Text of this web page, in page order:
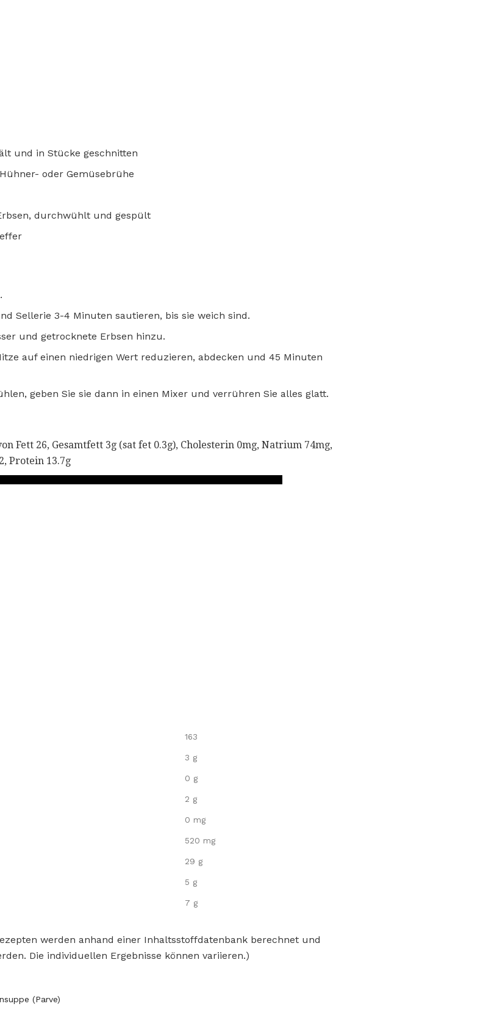
und in Stücke geschnitten
oder Gemüsebrühe
durchwühlt und gespült
Sellerie 3-4 Minuten sautieren, bis sie weich sind.
und getrocknete Erbsen hinzu.
auf einen niedrigen Wert reduzieren, abdecken und 45 Minuten
geben Sie sie dann in einen Mixer und verrühren Sie alles glatt.
Fett 26, Gesamtfett 3g (sat fet 0.3g), Cholesterin 0mg, Natrium 74mg,
Protein 13.7g
163
3 g
0 g
2 g
0 mg
520 mg
29 g
5 g
7 g
werden anhand einer Inhaltsstoffdatenbank berechnet und
Die individuellen Ergebnisse können variieren.)
(Parve)